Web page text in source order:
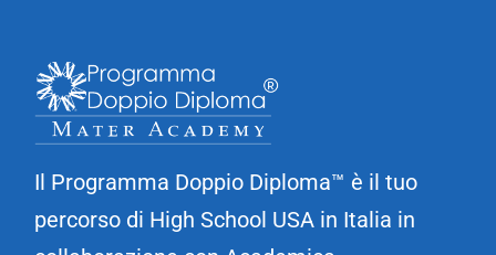
Il Programma Doppio Diploma™ è il tuo
percorso di High School USA in Italia in